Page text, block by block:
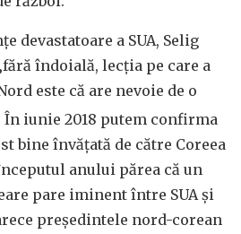
devastatoare a SUA, Selig
îndoială, lecția pe care a
este că are nevoie de o
În iunie 2018 putem confirma
bine învățată de către Coreea
anului părea că un
pare iminent între SUA și
președintele nord-corean